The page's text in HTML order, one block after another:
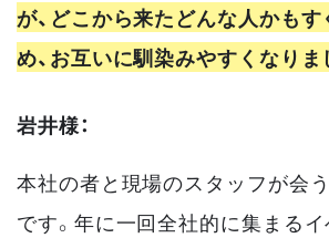
が、どこから来たどんな人かも
め、お互いに馴染みやすくなりま
岩井様：
本社の者と現場のスタッフが会
です。年に一回全社的に集まる